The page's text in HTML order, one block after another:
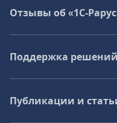
Отзывы об «1С-
Поддержка решений
Публикации и